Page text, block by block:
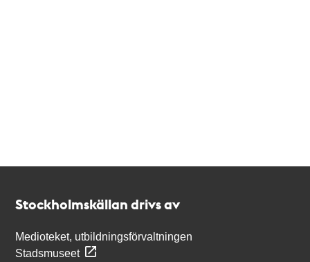
Stockholmskällan drivs av
Medioteket, utbildningsförvaltningen
Stadsmuseet